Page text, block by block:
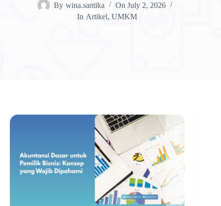
By wina.santika On July 2, 2026
In Artikel, UMKM